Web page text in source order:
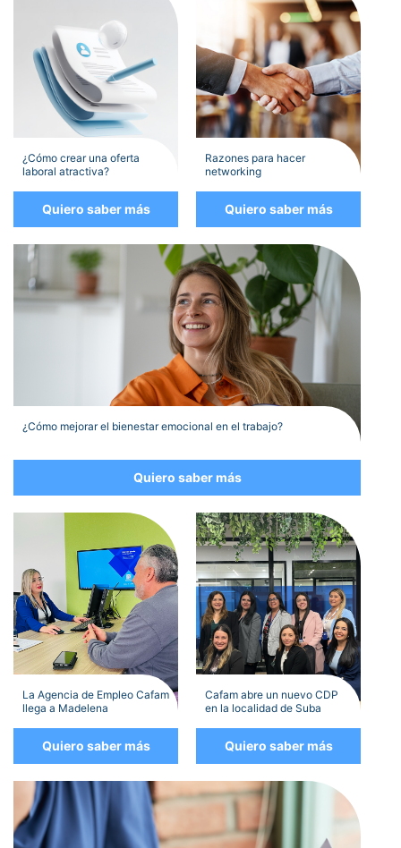
¿Cómo crear una oferta
laboral atractiva?
Quiero saber más
Razones para hacer
networking
Quiero saber más
¿Cómo mejorar el bienestar emocional en el trabajo?
Quiero saber más
La Agencia de Empleo Cafam
llega a Madelena
Quiero saber más
Cafam abre un nuevo CDP
en la localidad de Suba
Quiero saber más